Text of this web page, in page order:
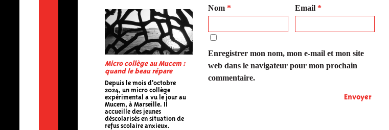
Micro collège au Mucem :
quand le beau répare
Depuis le mois d'octobre
2024, un micro collège
expérimental a vu le jour au
Mucem, à Marseille. Il
accueille des jeunes
déscolarisés en situation de
refus scolaire anxieux.
Nom * Email*
Enregistrer mon nom, mon e-mail et mon site
web dans le navigateur pour mon prochain
commentaire.